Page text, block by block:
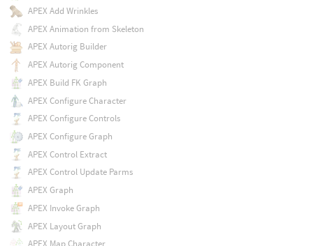
APEX Add Wrinkles
APEX Animation from Skeleton
APEX Autorig Builder
APEX Autorig Component
APEX Build FK Graph
APEX Configure Character
APEX Configure Controls
APEX Configure Graph
APEX Control Extract
APEX Control Update Parms
APEX Graph
APEX Invoke Graph
APEX Layout Graph